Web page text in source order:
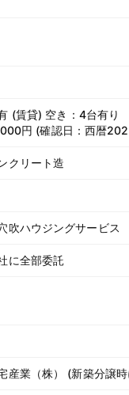
(賃貸) 空き：4台有り
円 (確認日：西暦
クリート造
吹ハウジングサービス
に全部委託
産業（株） (新築分譲